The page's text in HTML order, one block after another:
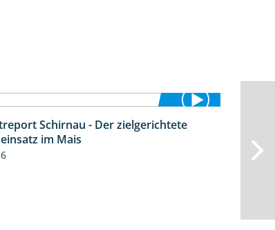
9:27
Schirnau - Der zielgerichtete
im Mais